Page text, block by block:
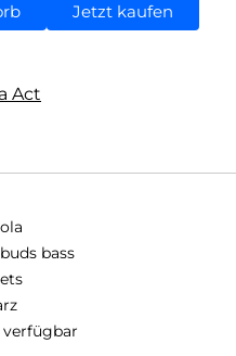
Jetzt kaufen
Act
bass